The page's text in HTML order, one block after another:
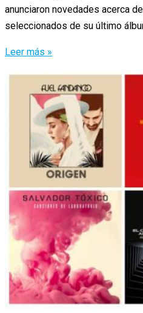
anunciaron novedades acerca
seleccionados de su último
Salvador
responde
nuestro
Cuestionario
Leer más »